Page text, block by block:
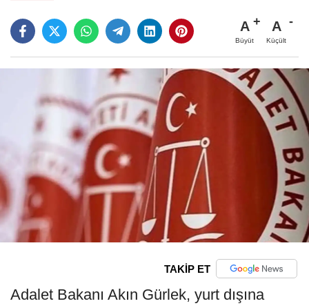
A
Büyüt
A
Küçült
TAKİP ET
Adalet Bakanı Akın Gürlek, yurt dışına